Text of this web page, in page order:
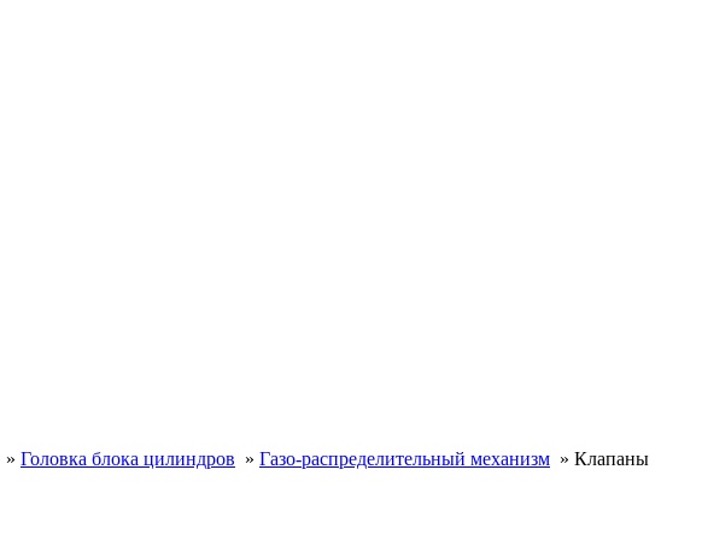
» Головка блока цилиндров » Газо-распределительный механизм » Клапаны